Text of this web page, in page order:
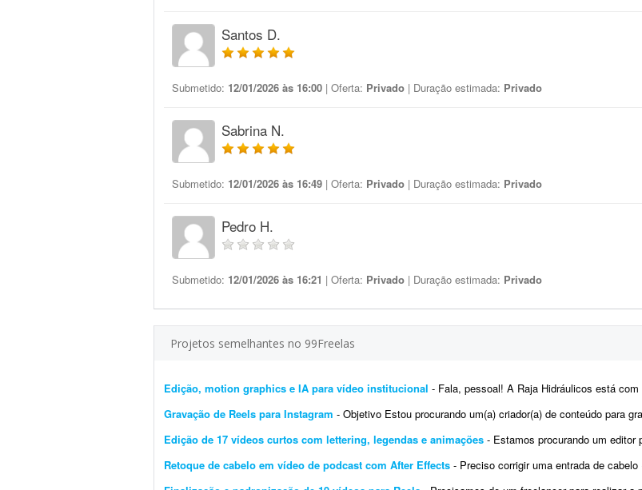
Santos D.
Submetido: 12/01/2026 às 16:00 | Oferta: Privado | Duração estimada: Privado
Sabrina N.
Submetido: 12/01/2026 às 16:49 | Oferta: Privado | Duração estimada: Privado
Pedro H.
Submetido: 12/01/2026 às 16:21 | Oferta: Privado | Duração estimada: Privado
Projetos semelhantes no 99Freelas
Edição, motion graphics e IA para vídeo institucional - Fala, pessoal! A Raja Hidráulicos está com um projeto legal de vídeo
Gravação de Reels para Instagram - Objetivo Estou procurando um(a) criador(a) de conteúdo para gravar um vídeo em formato
Edição de 17 vídeos curtos com lettering, legendas e animações - Estamos procurando um editor para realizar o acabamento
Retoque de cabelo em vídeo de podcast com After Effects - Preciso corrigir uma entrada de cabelo (calvície) em um vídeo de